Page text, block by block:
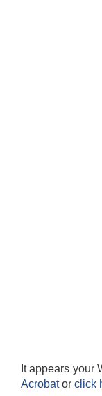
It appears your
Acrobator click